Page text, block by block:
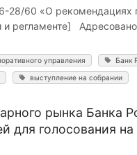
60 «О рекомендациях
и регламенте]
управления Банк
выступление на собрании
рынка Банка
для голосования